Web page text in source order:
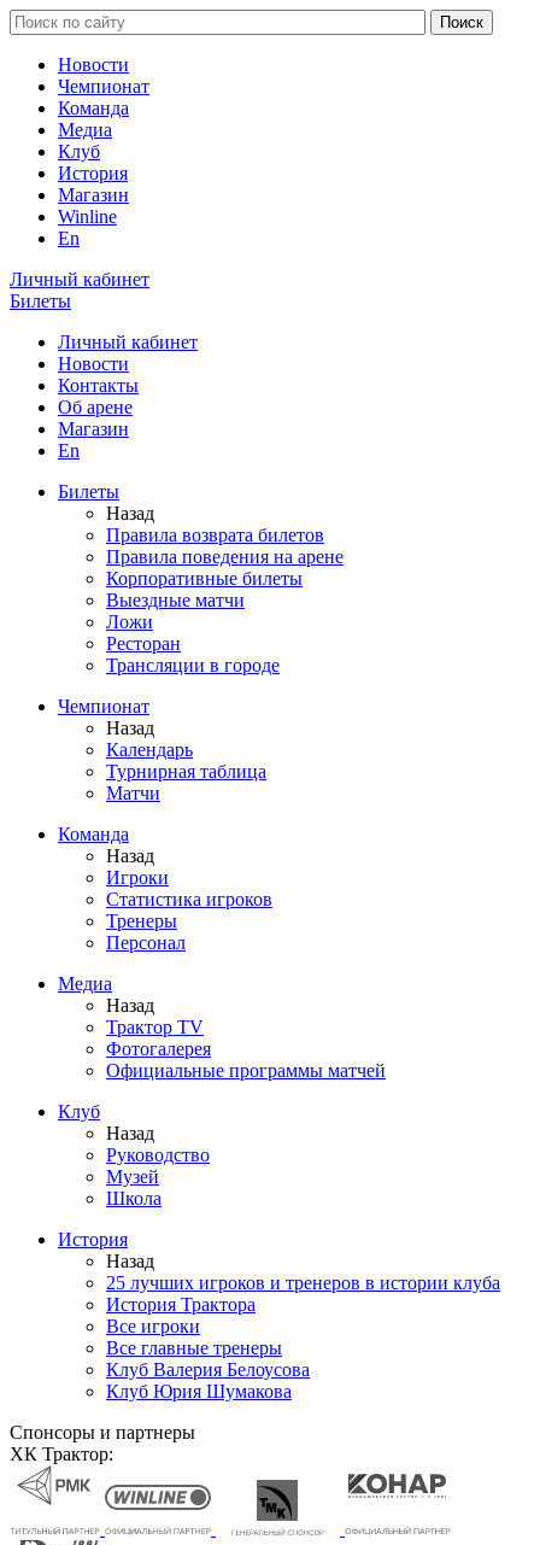
Новости
Чемпионат
Команда
Медиа
Клуб
История
Магазин
Winline
En
Личный кабинет
Билеты
Личный кабинет
Новости
Контакты
Об арене
Магазин
En
Билеты
Назад
Правила возврата билетов
Правила поведения на арене
Корпоративные билеты
Выездные матчи
Ложи
Ресторан
Трансляции в городе
Чемпионат
Назад
Календарь
Турнирная таблица
Матчи
Команда
Назад
Игроки
Статистика игроков
Тренеры
Персонал
Медиа
Назад
Трактор TV
Фотогалерея
Официальные программы матчей
Клуб
Назад
Руководство
Музей
Школа
История
Назад
25 лучших игроков и тренеров в истории клуба
История Трактора
Все игроки
Все главные тренеры
Клуб Валерия Белоусова
Клуб Юрия Шумакова
Спонсоры и партнеры
ХК Трактор: